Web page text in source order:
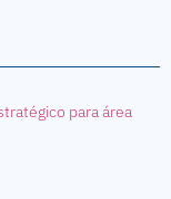
para área